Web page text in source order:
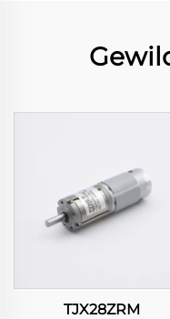
TJX28ZRM